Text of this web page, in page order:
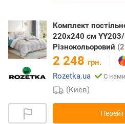
Комплект
220х240 см YY203/
Різнокольоровий
2 248 грн.
Rozetka.ua
С
(Киев)